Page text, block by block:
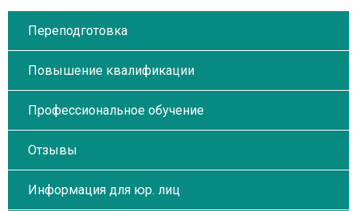
Переподготовка
Повышение квалификации
Профессиональное обучение
Отзывы
Информация для юр. лиц